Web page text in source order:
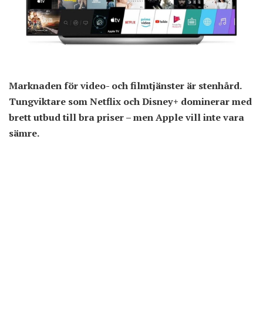
Marknaden för video- och filmtjänster är stenhård.
Tungviktare som Netflix och Disney+ dominerar med
brett utbud till bra priser – men Apple vill inte vara
sämre.